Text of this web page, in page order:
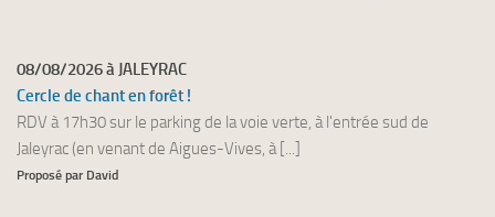
08/08/2026 à JALEYRAC
Cercle de chant en forêt !
RDV à 17h30 sur le parking de la voie verte, à l'entrée sud de
Jaleyrac (en venant de Aigues-Vives, à [...]
Proposé par David